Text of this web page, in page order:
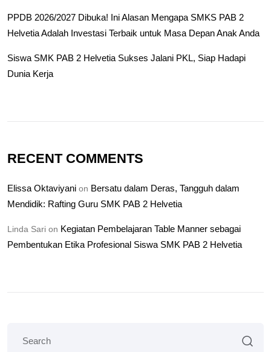
PPDB 2026/2027 Dibuka! Ini Alasan Mengapa SMKS PAB 2
Helvetia Adalah Investasi Terbaik untuk Masa Depan Anak Anda
Siswa SMK PAB 2 Helvetia Sukses Jalani PKL, Siap Hadapi
Dunia Kerja
RECENT COMMENTS
Elissa Oktaviyani on Bersatu dalam Deras, Tangguh dalam
Mendidik: Rafting Guru SMK PAB 2 Helvetia
Linda Sari on Kegiatan Pembelajaran Table Manner sebagai
Pembentukan Etika Profesional Siswa SMK PAB 2 Helvetia